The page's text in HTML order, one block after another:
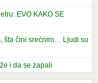
EVO KAKO SE
šta čini srećnim… Ljudi su
i da se zapali